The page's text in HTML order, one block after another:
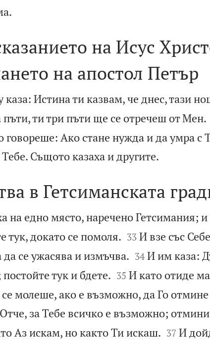

на Исус
на апостол Петър
каза: Истина ти казвам, че днес, тази
пъти, ти три пъти ще се отречеш от Мен.
говореше: Ако стане нужда и да умра с
Тебе. Същото казаха и другите.
в Гетсиманската
на едно място, наречено Гетсимания;
тук, докато се помоля.
33 И взе със
да се ужасява и измъчва.
34 И им каза:
тук и бдете.
35 И като отиде
молеше, ако е възможно, да Го отмине
за Тебе всичко е възможно;
Аз искам, но както Ти искаш.
37 И